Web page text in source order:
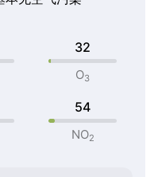
32
O3
54
NO2